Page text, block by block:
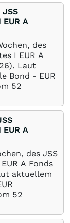
A
des
I EUR A
). Laut
Bond - EUR
52
A
des JSS
A Fonds
aktuellem
52